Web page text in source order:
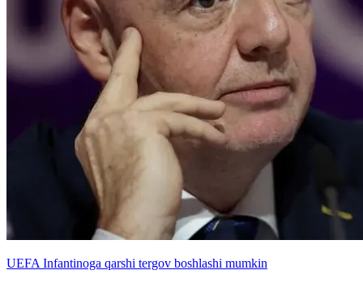
UEFA Infantinoga qarshi tergov boshlashi mumkin